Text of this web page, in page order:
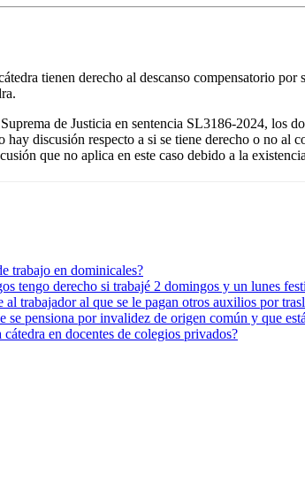
tienen derecho al descanso compensatorio
de Justicia en sentencia SL3186-2024, los
hay discusión respecto a si se tiene derecho o no
que no aplica en este caso debido a la
trabajo en dominicales?
tengo derecho si trabajé 2 domingos y un lunes
al trabajador al que se le pagan otros auxilios por
se pensiona por invalidez de origen común y que
en docentes de colegios privados?